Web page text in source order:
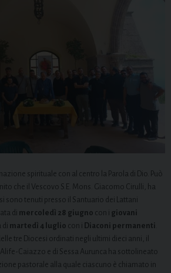
spirituale con al centro la Parola di Dio. Può
che il Vescovo S.E. Mons. Giacomo Cirulli, ha
sono tenuti presso il Santuario dei Lattani
di mercoledì 28 giugno con i giovani
di martedì 4 luglio con i Diaconi permanenti
tre Diocesi ordinati negli ultimi dieci anni, il
Caiazzo e di Sessa Aurunca ha sottolineato
pastorale alla quale ciascuno è chiamato in